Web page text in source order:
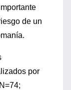
de un
por